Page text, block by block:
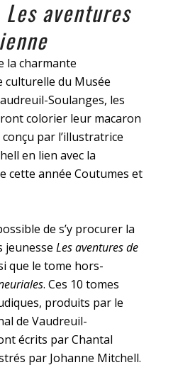
aventures
la charmante
culturelle du Musée
Soulanges, les
colorier leur macaron
par l’illustratrice
en lien avec la
cette année Coutumes et
de s’y procurer la
jeunesse Les aventures de
que le tome hors-
. Ces 10 tomes
produits par le
de Vaudreuil-
écrits par Chantal
par Johanne Mitchell.